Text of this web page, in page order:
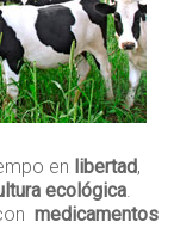
en libertad,
ecológica.
medicamentos